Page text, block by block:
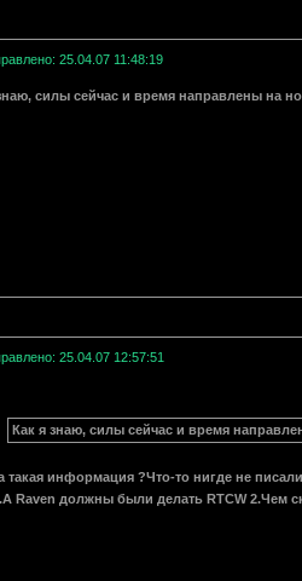
25.04.07 11:48:19
силы сейчас и время направлены на
25.04.07 12:57:51
Как я знаю, силы сейчас и время
такая информация ?Что-то нигде не
Raven должны были делать RTCW 2.Чем